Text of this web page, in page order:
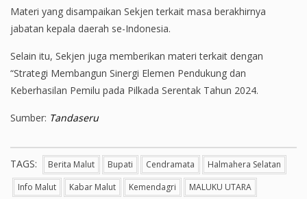
Materi yang disampaikan Sekjen terkait masa berakhirnya
jabatan kepala daerah se-Indonesia.
Selain itu, Sekjen juga memberikan materi terkait dengan
“Strategi Membangun Sinergi Elemen Pendukung dan
Keberhasilan Pemilu pada Pilkada Serentak Tahun 2024.
Sumber: Tandaseru
TAGS: Berita Malut Bupati Cendramata
Halmahera Selatan
Info Malut
Kabar Malut Kemendagri
MALUKU UTARA